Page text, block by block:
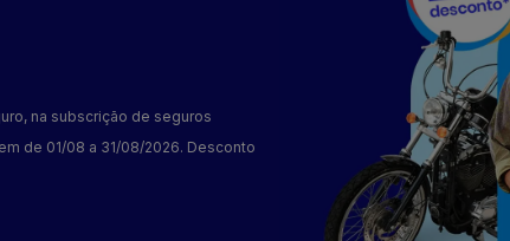
na subscrição de seguros
de 01/08 a 31/08/2026. Desconto